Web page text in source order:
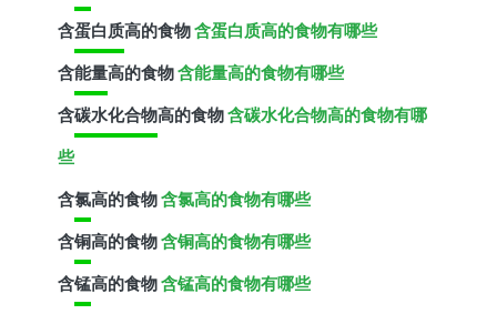
含蛋白质高的食物含蛋白质高的食物有哪些
含能量高的食物含能量高的食物有哪些
含碳水化合物高的食物含碳水化合物高的食物有哪
些
含氯高的食物含氯高的食物有哪些
含铜高的食物含铜高的食物有哪些
含锰高的食物含锰高的食物有哪些